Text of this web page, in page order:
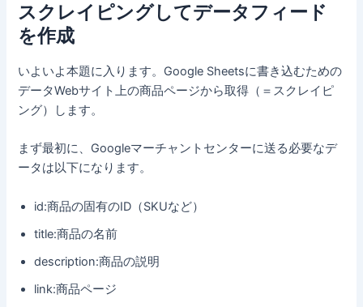
スクレイピングしてデータフィード
を作成
いよいよ本題に入ります。Google Sheetsに書き込むための
データWebサイト上の商品ページから取得（＝スクレイピ
ング）します。
まず最初に、Googleマーチャントセンターに送る必要なデ
ータは以下になります。
id:商品の固有のID（SKUなど）
title:商品の名前
description:商品の説明
link:商品ページ